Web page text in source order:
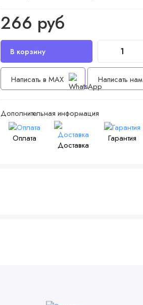
266 руб
Написать в MAX Написать нам
Дополнительная информация
Оплата
Доставка
Гарантия